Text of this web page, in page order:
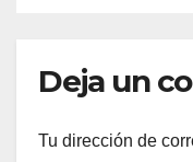
Deja un
Tu dirección de